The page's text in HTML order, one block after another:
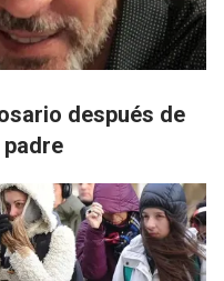
después de